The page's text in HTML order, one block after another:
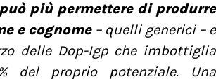
più permettere di produrre
e cognome– quelli generici – e
delle Dop-Igp che imbottiglia
del proprio potenziale. Una